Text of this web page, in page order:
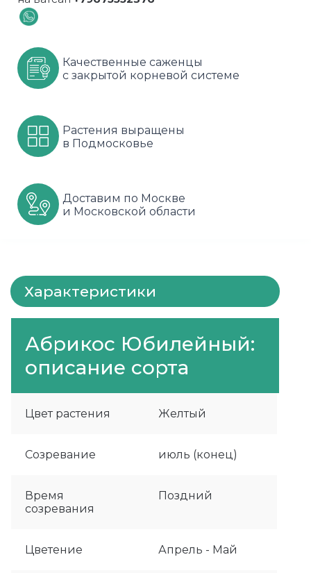
Шелковица
Яблони
Сортовые
Черника
Шиповник
Спрей
Флорибунда
Чайно гибридные
Шрабы
Качественные саженцы
с закрытой корневой системе
Растения выращены
в Подмосковье
Доставим по Москве
и Московской области
Характеристики
Абрикос Юбилейный:
описание сорта
Цвет растения Желтый
Созревание июль (конец)
Время
созревания
Поздний
Цветение Апрель - Май